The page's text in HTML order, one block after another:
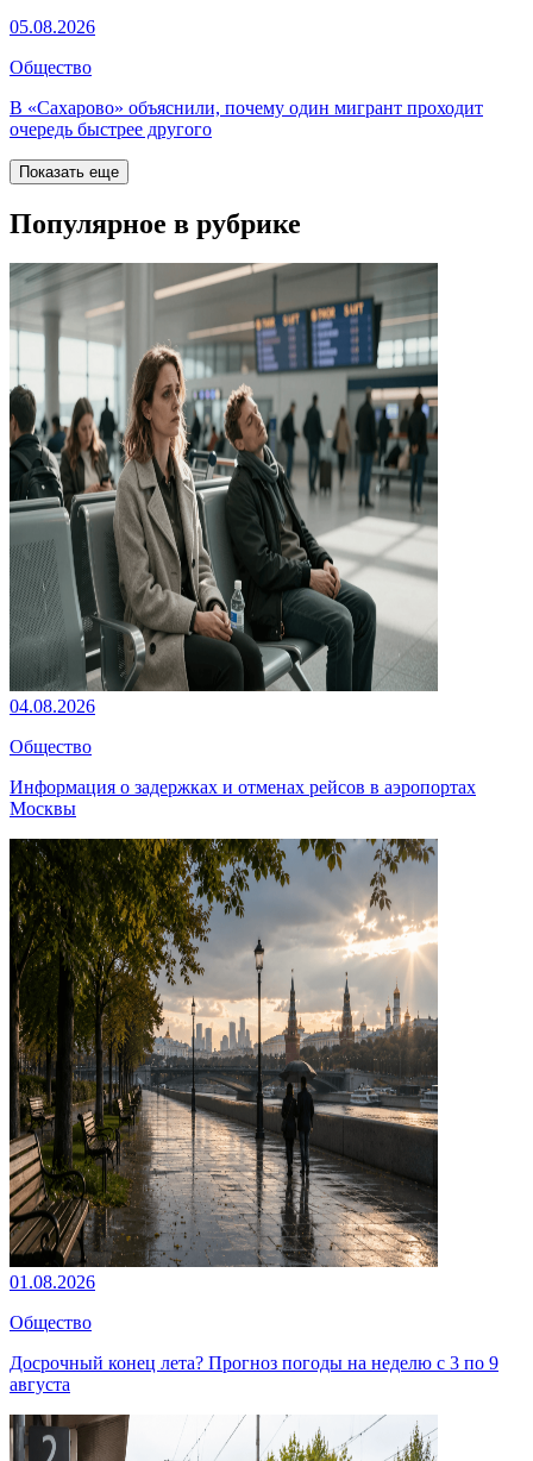
05.08.2026
Общество
В «Сахарово» объяснили, почему один мигрант проходит
очередь быстрее другого
Показать еще
Популярное в рубрике
04.08.2026
Общество
Информация о задержках и отменах рейсов в аэропортах
Москвы
01.08.2026
Общество
Досрочный конец лета? Прогноз погоды на неделю с 3 по 9
августа